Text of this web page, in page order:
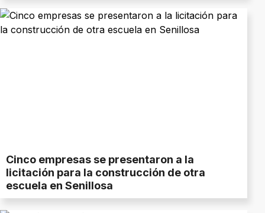
Cinco empresas se presentaron a la
licitación para la construcción de otra
escuela en Senillosa